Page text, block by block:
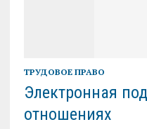
ТРУДОВОЕ ПРАВО
Электронная
отношениях